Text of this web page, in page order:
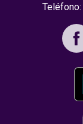
Teléfono: